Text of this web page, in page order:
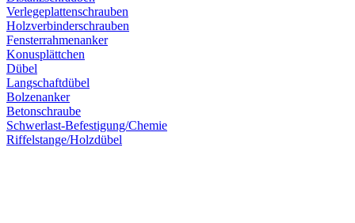
Verlegeplattenschrauben
Holzverbinderschrauben
Fensterrahmenanker
Konusplättchen
Dübel
Langschaftdübel
Bolzenanker
Betonschraube
Schwerlast-Befestigung/Chemie
Riffelstange/Holzdübel